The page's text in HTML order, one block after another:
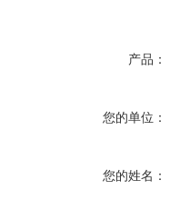
产品：
您的单位：
您的姓名：